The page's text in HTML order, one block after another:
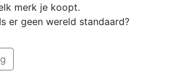
merk je koopt.
er geen wereld standaard?